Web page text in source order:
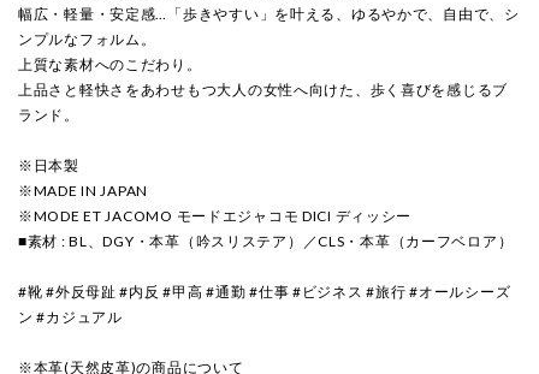
幅広・軽量・安定感…「歩きやすい」を叶える、ゆるやかで、自由で、シ
ンプルなフォルム。
上質な素材へのこだわり。
上品さと軽快さをあわせもつ大人の女性へ向けた、歩く喜びを感じるブ
ランド。
※日本製
※MADE IN JAPAN
※MODE ET JACOMO モードエジャコモ DICI ディッシー
■素材 : BL、DGY・本革（吟スリステア）／CLS・本革（カーフベロア）
#靴 #外反母趾 #内反 #甲高 #通勤 #仕事 #ビジネス #旅行 #オールシーズ
ン #カジュアル
※本革(天然皮革)の商品について